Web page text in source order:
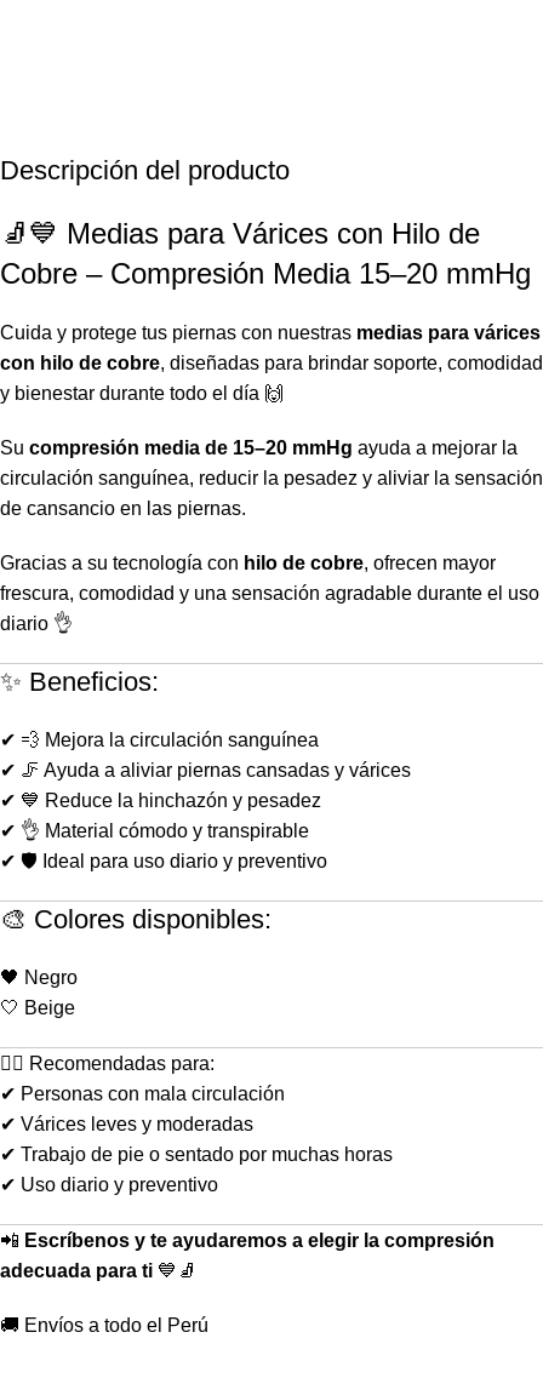
Descripción del producto
🧦💙 Medias para Várices con Hilo de
Cobre – Compresión Media 15–20 mmHg
Cuida y protege tus piernas con nuestras medias para várices
con hilo de cobre, diseñadas para brindar soporte, comodidad
y bienestar durante todo el día 🙌
Su compresión media de 15–20 mmHg ayuda a mejorar la
circulación sanguínea, reducir la pesadez y aliviar la sensación
de cansancio en las piernas.
Gracias a su tecnología con hilo de cobre, ofrecen mayor
frescura, comodidad y una sensación agradable durante el uso
diario 👌
✨ Beneficios:
✔ 💨 Mejora la circulación sanguínea
✔ 🦵 Ayuda a aliviar piernas cansadas y várices
✔ 💙 Reduce la hinchazón y pesadez
✔ 👌 Material cómodo y transpirable
✔ 🛡️ Ideal para uso diario y preventivo
🎨 Colores disponibles:
🖤 Negro
🤍 Beige
👩‍⚕️ Recomendadas para:
✔ Personas con mala circulación
✔ Várices leves y moderadas
✔ Trabajo de pie o sentado por muchas horas
✔ Uso diario y preventivo
📲 Escríbenos y te ayudaremos a elegir la compresión
adecuada para ti 💙🧦
🚚 Envíos a todo el Perú